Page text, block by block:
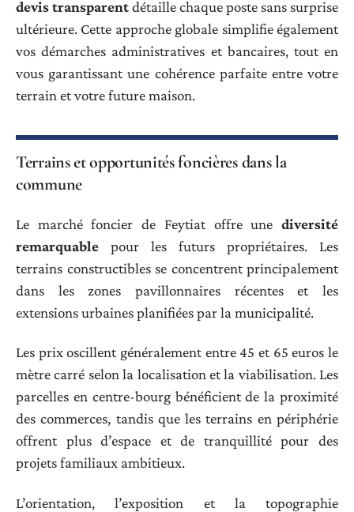
devis transparentdétaille chaque poste sans surprise
ultérieure. Cette approche globale simplifie également
vos démarches administratives et bancaires, tout en
vous garantissant une cohérence parfaite entre votre
terrain et votre future maison.
Terrains et opportunités foncières dans la
commune
Le marché foncier de Feytiat offre une diversité
remarquable pour les futurs propriétaires. Les
terrains constructibles se concentrent principalement
dans les zones pavillonnaires récentes et les
extensions urbaines planifiées par la municipalité.
Les prix oscillent généralement entre 45 et 65 euros le
mètre carré selon la localisation et la viabilisation. Les
parcelles en centre-bourg bénéficient de la proximité
des commerces, tandis que les terrains en périphérie
offrent plus d’espace et de tranquillité pour des
projets familiaux ambitieux.
L’orientation, l’exposition et la topographie